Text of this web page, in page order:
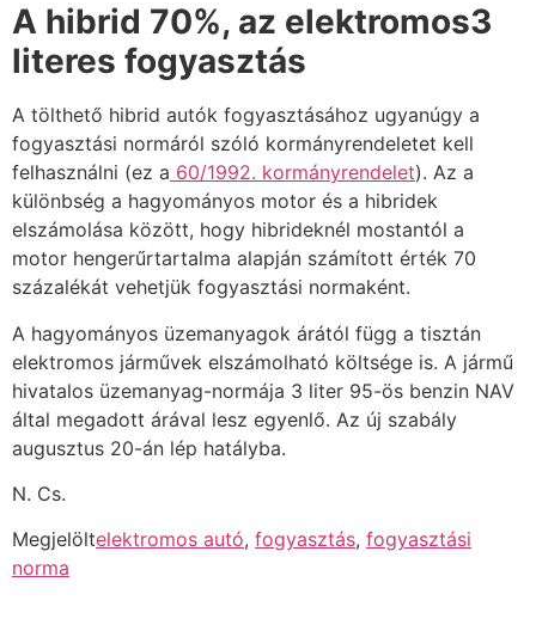
A hibrid 70%, az elektromos3
literes fogyasztás
A tölthető hibrid autók fogyasztásához ugyanúgy a
fogyasztási normáról szóló kormányrendeletet kell
felhasználni (ez a 60/1992. kormányrendelet). Az a
különbség a hagyományos motor és a hibridek
elszámolása között, hogy hibrideknél mostantól a
motor hengerűrtartalma alapján számított érték 70
százalékát vehetjük fogyasztási normaként.
A hagyományos üzemanyagok árától függ a tisztán
elektromos járművek elszámolható költsége is. A jármű
hivatalos üzemanyag-normája 3 liter 95-ös benzin NAV
által megadott árával lesz egyenlő. Az új szabály
augusztus 20-án lép hatályba.
N. Cs.
Megjelöltelektromos autó, fogyasztás, fogyasztási
norma